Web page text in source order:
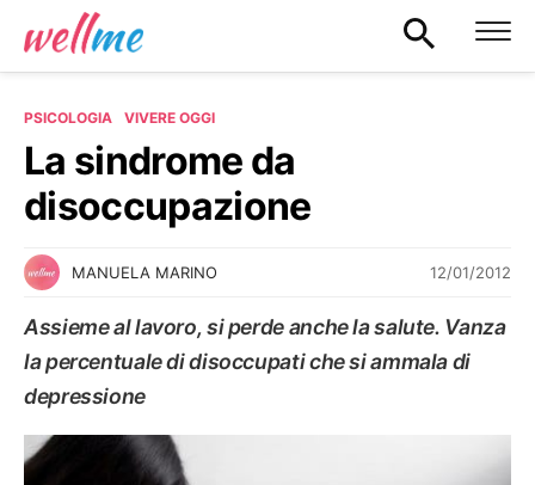
PSICOLOGIA VIVERE OGGI
La sindrome da
disoccupazione
MANUELA MARINO 12/01/2012
Assieme al lavoro, si perde anche la salute. Vanza
la percentuale di disoccupati che si ammala di
depressione
VIVERE OGGI